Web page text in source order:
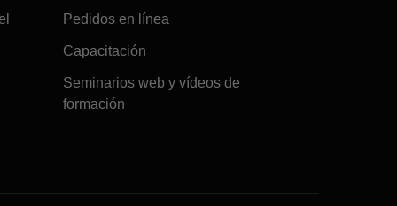
Pedidos en línea
Capacitación
Seminarios web y vídeos de
formación